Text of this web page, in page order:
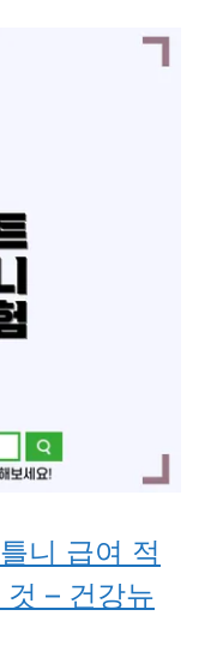
니 급여 적
– 건강뉴